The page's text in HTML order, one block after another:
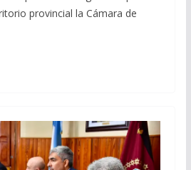
provincial la Cámara de